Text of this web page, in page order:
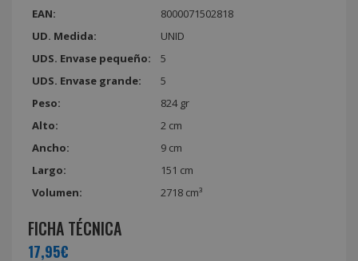
EAN:
8000071502818
UD. Medida:
UNID
UDS. Envase pequeño:
5
UDS. Envase grande:
5
Peso:
824 gr
Alto:
2 cm
Ancho:
9 cm
Largo:
151 cm
Volumen:
2718 cm³
FICHA TÉCNICA
17,95€